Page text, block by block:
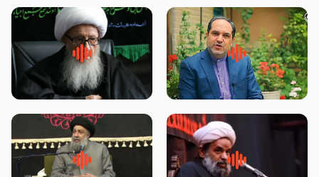
پیامبر صلی الله علیه وآله و سلم
فرمودند وای بر بچه های آخر
زوّار اربعین امام حسین (علیه
السلام) با این اشتیاق به زیارت